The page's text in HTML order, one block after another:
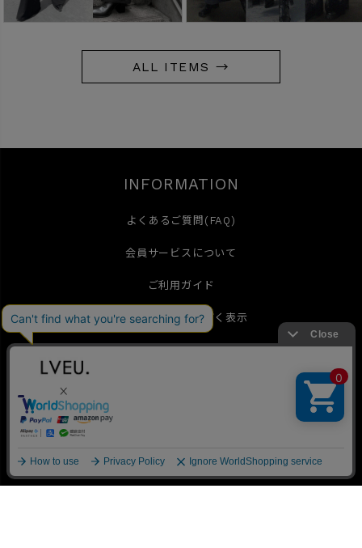
ALL ITEMS →
INFORMATION
よくあるご質問(FAQ)
会員サービスについて
ご利用ガイド
特定商取引法に基づく表示
お問い合わせ